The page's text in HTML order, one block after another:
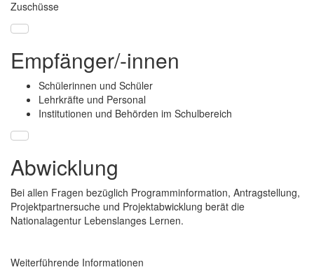
Zuschüsse
Empfänger/-innen
Schülerinnen und Schüler
Lehrkräfte und Personal
Institutionen und Behörden im Schulbereich
Abwicklung
Bei allen Fragen bezüglich Programminformation, Antragstellung,
Projektpartnersuche und Projektabwicklung berät die
Nationalagentur Lebenslanges Lernen.
Weiterführende Informationen